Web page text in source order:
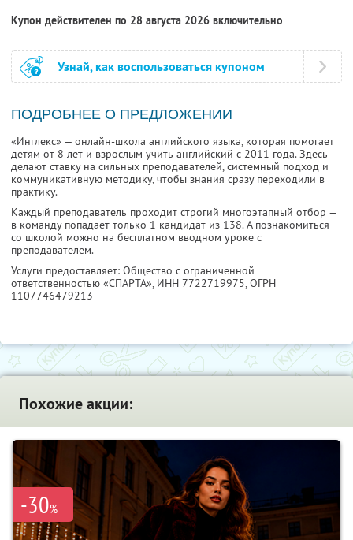
Купон действителен по 28 августа 2026 включительно
Узнай, как воспользоваться купоном
ПОДРОБНЕЕ О ПРЕДЛОЖЕНИИ
«Инглекс» — онлайн-школа английского языка, которая помогает
детям от 8 лет и взрослым учить английский с 2011 года. Здесь
делают ставку на сильных преподавателей, системный подход и
коммуникативную методику, чтобы знания сразу переходили в
практику.
Каждый преподаватель проходит строгий многоэтапный отбор —
в команду попадает только 1 кандидат из 138. А познакомиться
со школой можно на бесплатном вводном уроке с
преподавателем.
Услуги предоставляет: Общество с ограниченной
ответственностью «СПАРТА», ИНН 7722719975, ОГРН
1107746479213
Похожие акции:
-30%